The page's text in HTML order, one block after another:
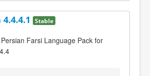
Stable
Farsi Language Pack for